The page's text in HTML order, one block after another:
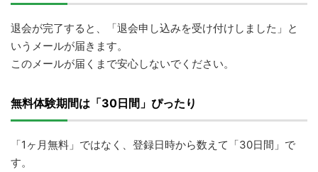
退会が完了すると、「退会申し込みを受け付けしました」と
いうメールが届きます。
このメールが届くまで安心しないでください。
無料体験期間は「30日間」ぴったり
「1ヶ月無料」ではなく、登録日時から数えて「30日間」で
す。